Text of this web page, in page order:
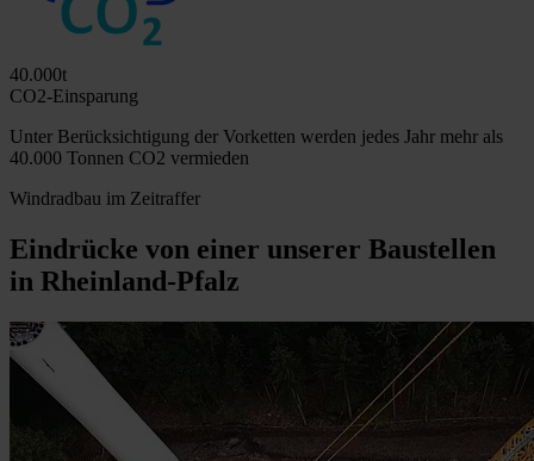
40.000t
CO2-Einsparung
Unter Berücksichtigung der Vorketten werden jedes Jahr mehr als
40.000 Tonnen CO2 vermieden
Windradbau im Zeitraffer
Eindrücke von einer unserer Baustellen
in Rheinland-Pfalz